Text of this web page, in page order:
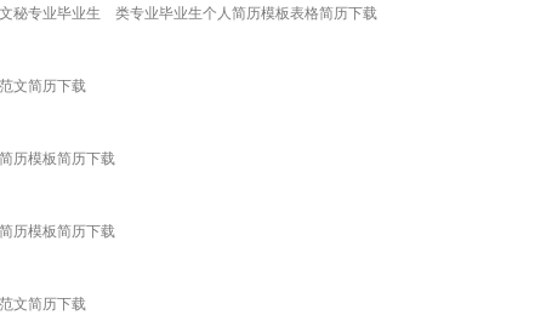
秘专业毕业生 类专业毕业生个人简历模板表格简历下载
文简历下载
历模板简历下载
历模板简历下载
文简历下载